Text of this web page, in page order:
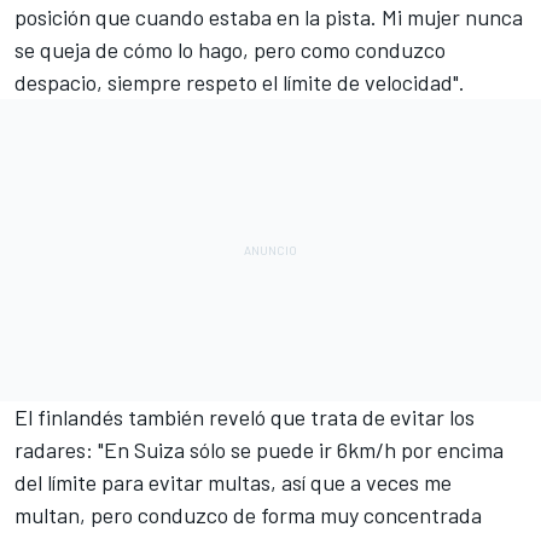
posición que cuando estaba en la pista. Mi mujer nunca
se queja de cómo lo hago, pero como conduzco
despacio, siempre respeto el límite de velocidad".
El finlandés también reveló que trata de evitar los
radares: "En Suiza sólo se puede ir 6km/h por encima
del límite para evitar multas, así que a veces me
multan, pero conduzco de forma muy concentrada